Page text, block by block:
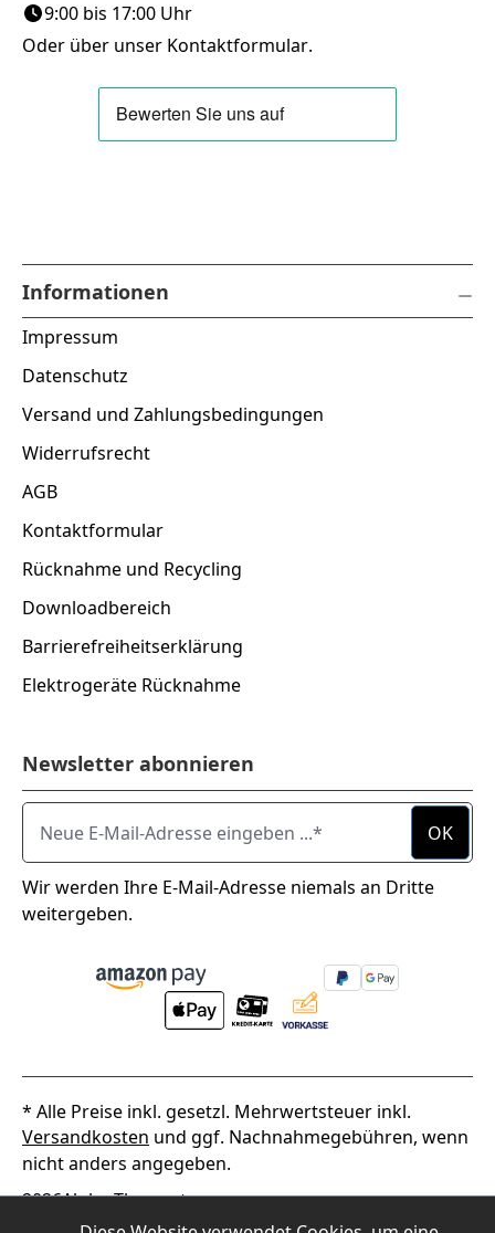
9:00 bis 17:00 Uhr
Oder über unser Kontaktformular.
Informationen
Impressum
Datenschutz
Versand und Zahlungsbedingungen
Widerrufsrecht
AGB
Kontaktformular
Rücknahme und Recycling
Downloadbereich
Barrierefreiheitserklärung
Elektrogeräte Rücknahme
Newsletter abonnieren
Neue E-Mail-Adresse eingeben ...
OK
Wir werden Ihre E-Mail-Adresse niemals an Dritte
weitergeben.
* Alle Preise inkl. gesetzl. Mehrwertsteuer inkl.
Versandkosten und ggf. Nachnahmegebühren, wenn
nicht anders angegeben.
2026Alpha Thermotec